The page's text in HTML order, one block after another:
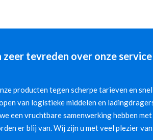
zeer tevreden over onze
producten tegen scherpe tarieven en
van logistieke middelen en
een vruchtbare samenwerking hebben
er blij van. Wij zijn u met veel plezier